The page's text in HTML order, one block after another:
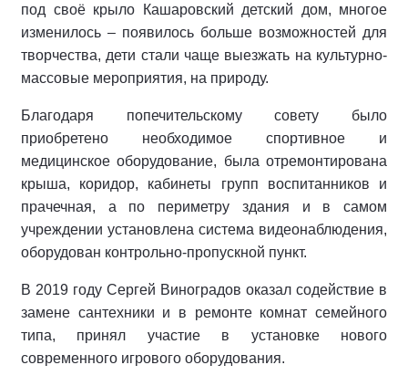
под своё крыло Кашаровский детский дом, многое
изменилось – появилось больше возможностей для
творчества, дети стали чаще выезжать на культурно-
массовые мероприятия, на природу.
Благодаря попечительскому совету было
приобретено необходимое спортивное и
медицинское оборудование, была отремонтирована
крыша, коридор, кабинеты групп воспитанников и
прачечная, а по периметру здания и в самом
учреждении установлена система видеонаблюдения,
оборудован контрольно-пропускной пункт.
В 2019 году Сергей Виноградов оказал содействие в
замене сантехники и в ремонте комнат семейного
типа, принял участие в установке нового
современного игрового оборудования.